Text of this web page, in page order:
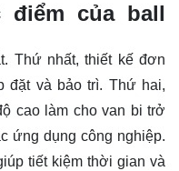
của ball
Thứ nhất, thiết kế đơn
đặt và bảo trì. Thứ hai,
cao làm cho van bi trở
ứng dụng công nghiệp.
tiết kiệm thời gian và